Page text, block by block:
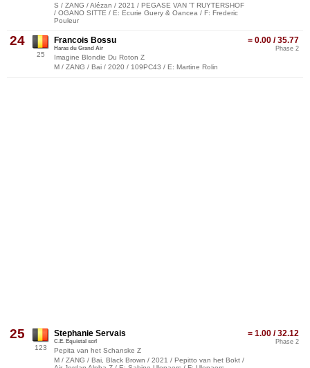
S / ZANG / Alézan / 2021 / PEGASE VAN 'T RUYTERSHOF
/ OGANO SITTE / E: Ecurie Guery & Oancea / F: Frederic
Pouleur
24
25
= 0.00 / 35.77
Phase 2
Francois Bossu
Haras du Grand Air
Imagine Blondie Du Roton Z
M / ZANG / Bai / 2020 / 109PC43 / E: Martine Rolin
25
123
= 1.00 / 32.12
Phase 2
Stephanie Servais
C.E. Equistal scrl
Pepita van het Schanske Z
M / ZANG / Bai, Black Brown / 2021 / Pepitto van het Bokt /